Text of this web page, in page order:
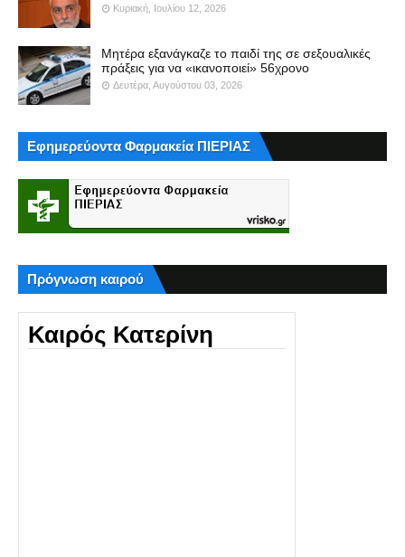
Κυριακή, Ιουλίου 12, 2026
Μητέρα εξανάγκαζε το παιδί της σε σεξουαλικές
πράξεις για να «ικανοποιεί» 56χρονο
Δευτέρα, Αυγούστου 03, 2026
Εφημερεύοντα Φαρμακεία ΠΙΕΡΙΑΣ
Πρόγνωση καιρού
Καιρός Κατερίνη